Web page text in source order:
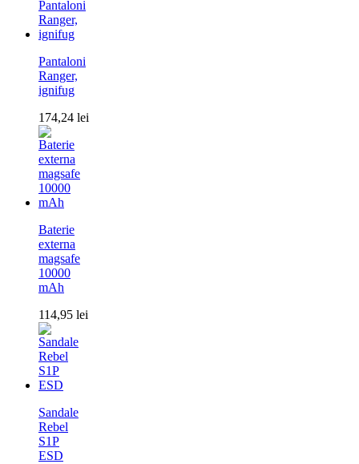
Pantaloni
Ranger,
ignifug
174,24 lei
Baterie
externa
magsafe
10000
mAh
114,95 lei
Sandale
Rebel
S1P
ESD